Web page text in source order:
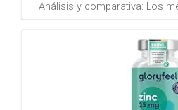
Análisis y comparativa: Los